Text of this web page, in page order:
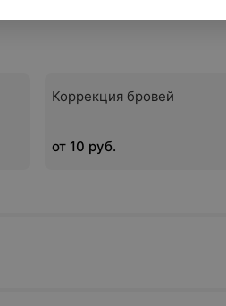
Коррекция бровей
от 10 руб.